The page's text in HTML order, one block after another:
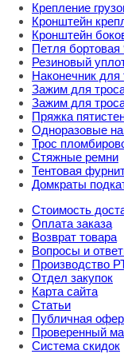
Крепление
Кронштейн
Кронштейн
Петля
Резиновый
Наконечник для
Зажим для
Зажим для
Пряжка
Одноразовые
Трос
Стяжные ремни
Тентовая
Домкраты
Стоимость
Оплата заказа
Возврат товара
Вопросы и
Производство
Отдел закупок
Карта сайта
Статьи
Публичная
Проверенный
Система скидок